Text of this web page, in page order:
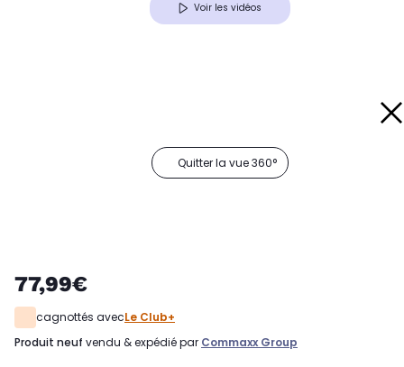
Voir les vidéos
Quitter la vue 360°
77,99€
cagnottés avecLe Club+
produit neuf vendu & expédié par Commaxx Group